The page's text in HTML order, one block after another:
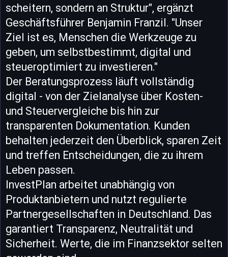
scheitern, sondern an Struktur", ergänzt
Geschäftsführer Benjamin Franzil. "Unser
Ziel ist es, Menschen die Werkzeuge zu
geben, um selbstbestimmt, digital und
steueroptimiert zu investieren."
Der Beratungsprozess läuft vollständig
digital - von der Zielanalyse über Kosten-
und Steuervergleiche bis hin zur
transparenten Dokumentation. Kunden
behalten jederzeit den Überblick, sparen Zeit
und treffen Entscheidungen, die zu ihrem
Leben passen.
InvestPlan arbeitet unabhängig von
Produktanbietern und nutzt regulierte
Partnergesellschaften in Deutschland. Das
garantiert Transparenz, Neutralität und
Sicherheit. Werte, die im Finanzsektor selten